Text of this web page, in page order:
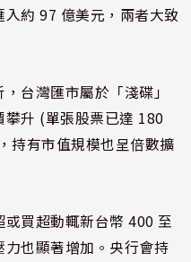
約 97 億美元，兩者大致
台灣匯市屬於「淺碟」
升 (單張股票已達 180
持有市值規模也呈倍數擴
買超動輒新台幣 400 至
也顯著增加。央行會持